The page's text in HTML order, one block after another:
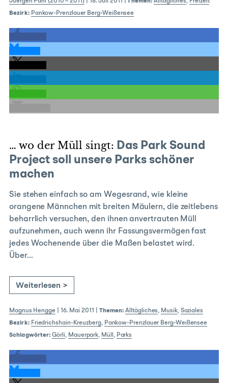
Bezirk: Pankow-Prenzlauer Berg-Weißensee
… wo der Müll singt: Das Park Sound
Project soll unsere Parks schöner
machen
Sie stehen einfach so am Wegesrand, wie kleine
orangene Männchen mit breiten Mäulern, die zeitlebens
beharrlich versuchen, den ihnen anvertrauten Müll
aufzunehmen, auch wenn ihr Fassungsvermögen fast
jedes Wochenende über die Maßen belastet wird.
Über…
Weiterlesen >
Magnus Hengge| 16. Mai 2011 Themen: Alltägliches, Musik, Soziales
Bezirk: Friedrichshain-Kreuzberg, Pankow-Prenzlauer Berg-Weißensee
Schlagwörter: Görli, Mauerpark, Müll , Parks